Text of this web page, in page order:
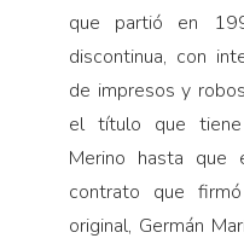
que partió en
discontinua, con
de impresos y
el título que
Merino hasta que
contrato que
original, Germán